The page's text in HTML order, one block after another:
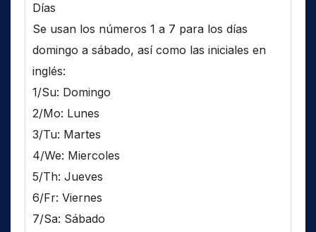
Días
Se usan los números 1 a 7 para los días
domingo a sábado, así como las iniciales en
inglés:
1/Su: Domingo
2/Mo: Lunes
3/Tu: Martes
4/We: Miercoles
5/Th: Jueves
6/Fr: Viernes
7/Sa: Sábado